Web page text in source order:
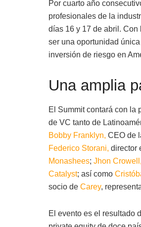
Por cuarto año
profesionales de la
días 16 y 17 de abril. Con
ser una oportunidad
inversión de riesgo en
Una amplia
El Summit contará con la
de VC tanto de
Bobby Franklyn, CEO de
Federico Storani, director
Monashees; Jhon Crowell,
Catalyst; así como
socio de Carey,
El evento es el resultado